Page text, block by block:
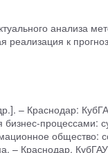
анализа
к
– Краснодар:
процессами:
общество:
– Краснодар,